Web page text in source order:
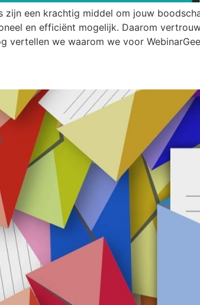
zijn een krachtig middel om jouw
en efficiënt mogelijk. Daarom
vertellen we waarom we voor